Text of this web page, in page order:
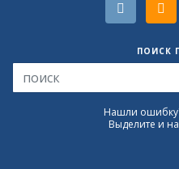
ПОИСК
Нашли
Выделите и